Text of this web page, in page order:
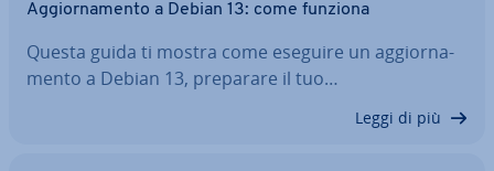
Ag­gior­na­men­to a Debian 13: come funziona
Questa guida ti mostra come eseguire un ag­gior­na­
men­to a Debian 13, preparare il tuo…
Leggi di più